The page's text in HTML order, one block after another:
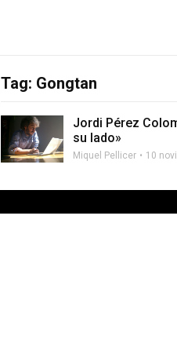
Tag: Gongtan
Jordi Pérez
su lado»
Miquel Pellicer 10